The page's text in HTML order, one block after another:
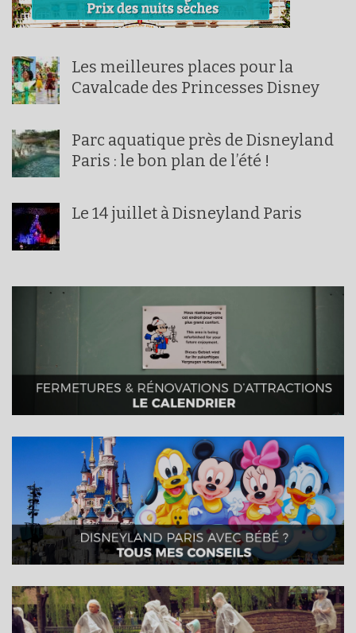
Les meilleures places pour la
Cavalcade des Princesses Disney
Parc aquatique près de Disneyland
Paris : le bon plan de l’été !
Le 14 juillet à Disneyland Paris